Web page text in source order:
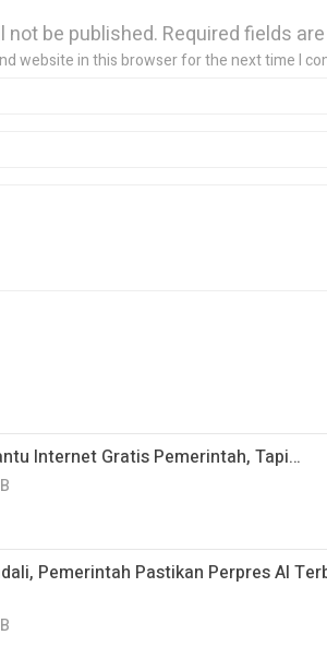
not be published. Required fields
website in this browser for the next time I
Internet Gratis Pemerintah, Tapi…
Pemerintah Pastikan Perpres AI